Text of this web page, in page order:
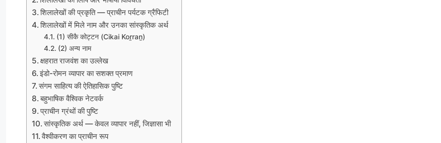
शिलालेखों की प्रकृति — प्राचीन पर्यटक ग्रैफिटी
शिलालेखों में मिले नाम और उनका सांस्कृतिक अर्थ
(1) सीकै कोट्टन (Cikai Koṟraṉ)
(2) अन्य नाम
क्षहरात राजवंश का उल्लेख
इंडो-रोमन व्यापार का सशक्त प्रमाण
संगम साहित्य की ऐतिहासिक पुष्टि
बहुभाषिक वैश्विक नेटवर्क
प्राचीन ग्रंथों की पुष्टि
सांस्कृतिक अर्थ — केवल व्यापार नहीं, जिज्ञासा भी
वैश्वीकरण का प्राचीन रूप